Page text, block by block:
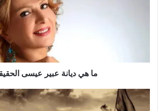
ما هي ديانة عبير عيسى